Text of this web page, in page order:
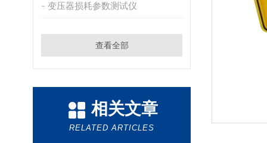
变压器损耗参数测试仪
查看全部
相关文章
RELATED ARTICLES